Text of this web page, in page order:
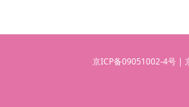
京ICP备09051002-4号 |